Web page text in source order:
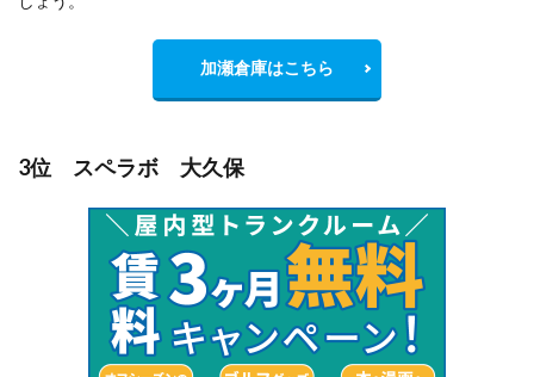
加瀬倉庫はこちら
3位 スペラボ 大久保